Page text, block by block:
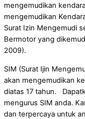
mengemudikan
mengemudikan
Surat Izin Mengemudi
Bermotor yang
2009).
SIM (Surat Ijin
akan mengemudikan
diatas 17 tahun.
mengurus SIM anda.
dan terpercaya untuk